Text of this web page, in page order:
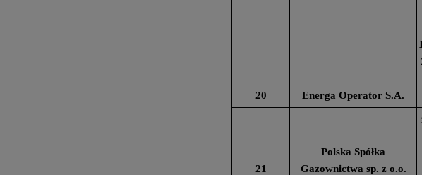
20 Energa Operator S.A.
21
Polska Spółka
Gazownictwa sp. z o.o.